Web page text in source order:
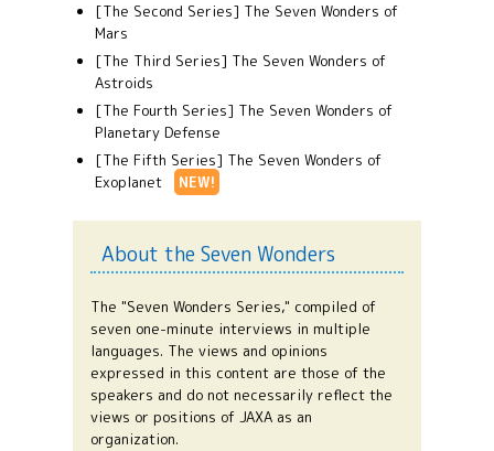
[The Second Series] The Seven Wonders of
Mars
[The Third Series] The Seven Wonders of
Astroids​
[The Fourth Series] The Seven Wonders of
Planetary Defense​
[The Fifth Series] The Seven Wonders of
Exoplanet
NEW!
About the Seven Wonders
The "Seven Wonders Series," compiled of
seven one-minute interviews in multiple
languages. The views and opinions
expressed in this content are those of the
speakers and do not necessarily reflect the
views or positions of JAXA as an
organization.